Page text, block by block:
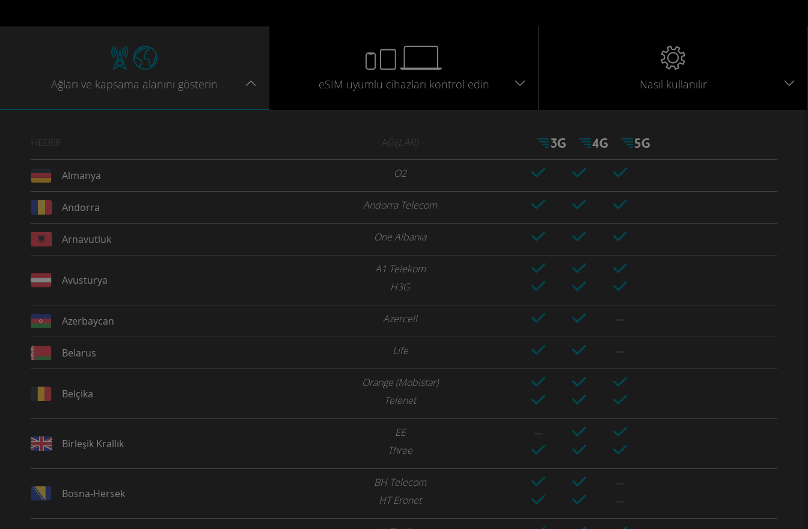
Ağları ve kapsama alanını gösterin eSIM uyumlu cihazları kontrol edin Nasıl kullanılır
HEDEF AĞ(LAR)
Almanya O2
Andorra Andorra Telecom
Arnavutluk One Albania
Avusturya
A1 Telekom
H3G
Azerbaycan Azercell
Belarus Life
Belçika
Orange (Mobistar)
Telenet
Birleşik Krallık
EE
Three
Bosna-Hersek
BH Telecom
HT Eronet